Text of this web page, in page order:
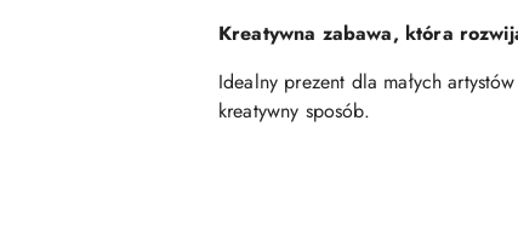
Kreatywna zabawa, która
Idealny prezent dla małych
kreatywny sposób.